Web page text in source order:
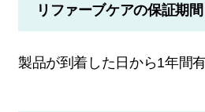
リファーブケアの保証期間
製品が到着した日から1年間